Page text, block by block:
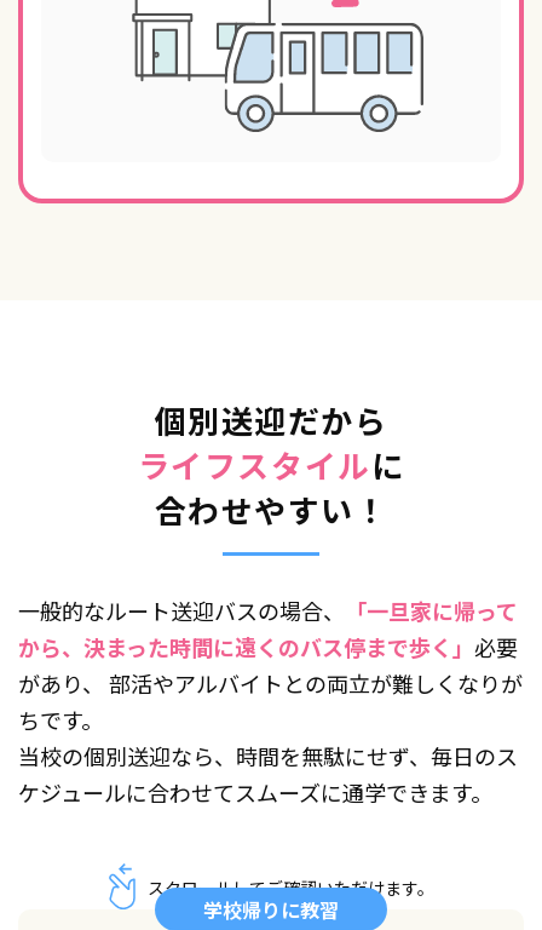
個別送迎だから
ライフスタイルに
合わせやすい！
一般的なルート送迎バスの場合、
「一旦家に帰って
から、決まった時間に遠くのバス停まで歩く」 必要
があり、
部活やアルバイトとの両立が難しくなりが
ちです。
当校の個別送迎なら、時間を無駄にせず、毎日のス
ケジュールに合わせてスムーズに通学できます。
スクロールしてご確認いただけます。
学校帰りに教習